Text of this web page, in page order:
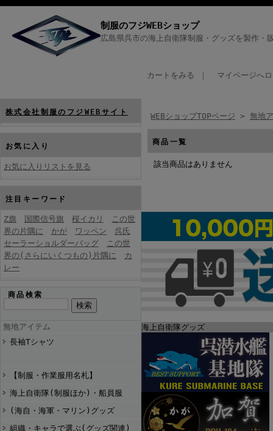
制服のフジWEBショップ
広島県呉市の海上自衛隊制服・グッズを製作・
カートをみる マイページへ
株式会社制服のフジWEBサイト
お気に入り
お気に入りリストを見る
注目キーワード
Z旗 国際信号旗 桜イカリ
この世
界の片隅に
かが ワッペン
呉氏
セーラーショルダーバッグ
この世
界の(さらにいくつもの)片隅に
カ
レー
商品検索
無地アイテム
長袖Tシャツ
【制服・作業服用名札】
海上自衛隊(制服ほか)・船員服
(海自・海軍・マリン)グッズ
組織・キャラで選ぶ(グッズ関連)
WEBショップTOPページ > 無地
商品一覧
該当商品はありません
海上自衛隊グッズ